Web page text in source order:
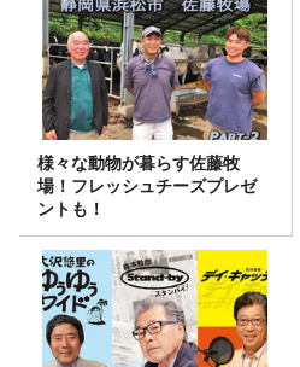
様々な動物が暮らす佐藤牧
場！フレッシュチーズプレゼ
ントも！